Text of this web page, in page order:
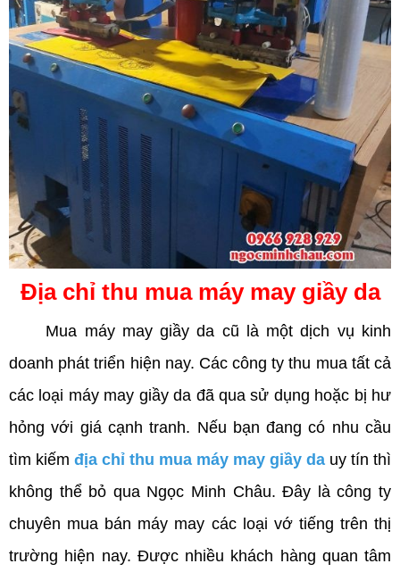
Địa chỉ thu mua máy may giầy da
Mua máy may giầy da cũ là một dịch vụ kinh
doanh phát triển hiện nay. Các công ty thu mua tất cả
các loại máy may giầy da đã qua sử dụng hoặc bị hư
hỏng với giá cạnh tranh. Nếu bạn đang có nhu cầu
tìm kiếm địa chỉ thu mua máy may giầy da uy tín thì
không thể bỏ qua Ngọc Minh Châu. Đây là công ty
chuyên mua bán máy may các loại vớ tiếng trên thị
trường hiện nay. Được nhiều khách hàng quan tâm